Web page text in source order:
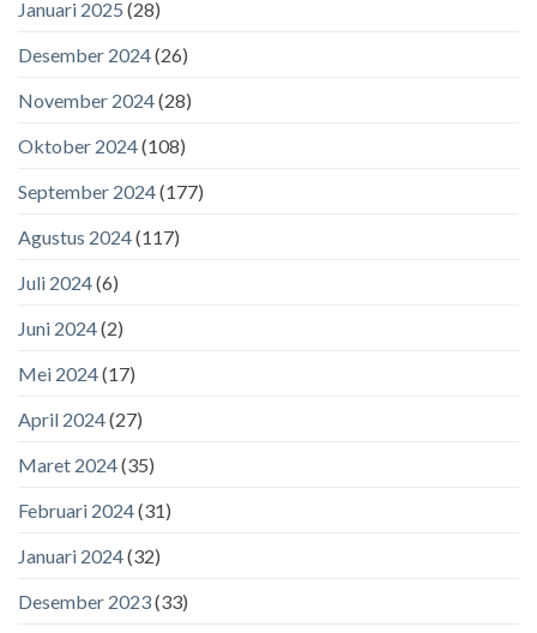
Januari 2025 (28)
Desember 2024(26)
November 2024(28)
Oktober 2024(108)
September 2024(177)
Agustus 2024(117)
Juli 2024(6)
Juni 2024(2)
Mei 2024(17)
April 2024(27)
Maret 2024(35)
Februari 2024(31)
Januari 2024(32)
Desember 2023(33)